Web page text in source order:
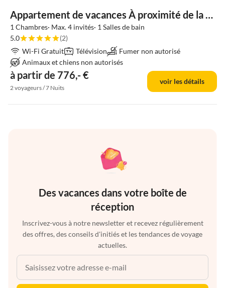
Appartement de vacances À proximité de la plage
1 Chambres· Max. 4 invités· 1 Salles de bain
5.0
(2)
Wi-Fi Gratuit
Télévision
Fumer non autorisé
Animaux et chiens non autorisés
à partir de 776,- €
2 voyageurs / 7 Nuits
voir les détails
Des vacances dans votre boîte de
réception
Inscrivez-vous à notre newsletter et recevez régulièrement
des offres, des conseils d'initiés et les tendances de voyage
actuelles.